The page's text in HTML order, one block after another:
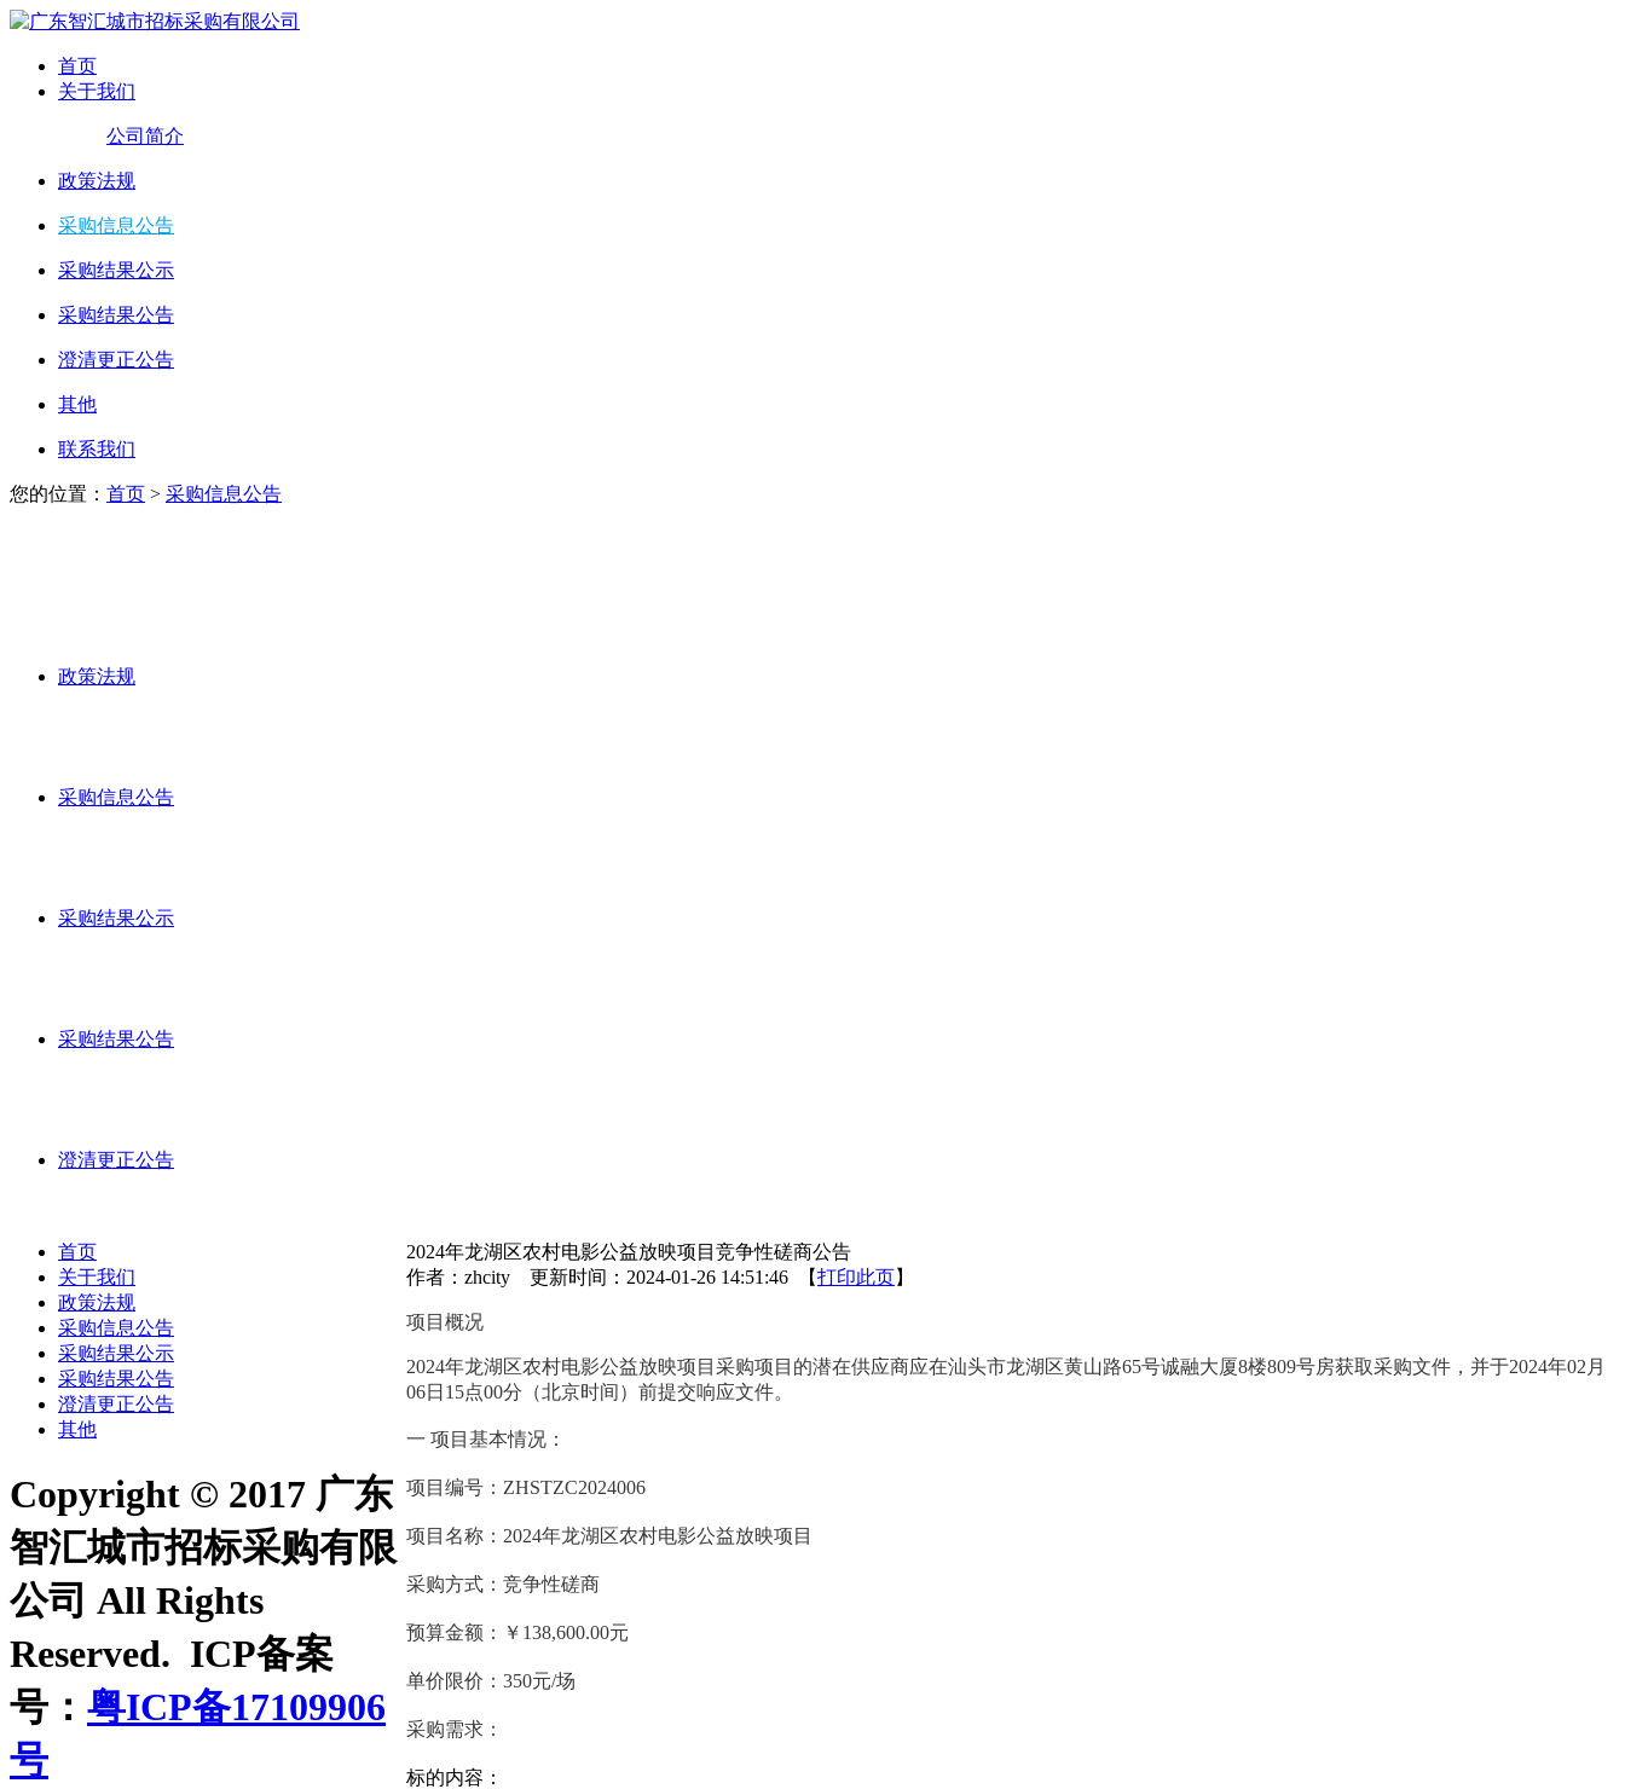
首页
关于我们
公司简介
政策法规
采购信息公告
采购结果公示
采购结果公告
澄清更正公告
其他
联系我们
您的位置： 首页 > 采购信息公告
政策法规
采购信息公告
采购结果公示
采购结果公告
澄清更正公告
2024年龙湖区农村电影公益放映项目竞争性磋商公告
作者：zhcity 更新时间：2024-01-26 14:51:46 【打印此页】
项目概况
2024年龙湖区农村电影公益放映项目采购项目的潜在供应商应在汕头市龙湖区黄山路65号诚融大厦8楼809号房获取采购文件，并于2024年02月
06日15点00分（北京时间）前提交响应文件。
一 项目基本情况：
项目编号： ZHSTZC2024006
项目名称： 2024年龙湖区农村电影公益放映项目
采购方式：竞争性磋商
预算金额：￥ 138,600.00元
单价限价： 350元/场
采购需求：
标的内容：
首页
关于我们
政策法规
采购信息公告
采购结果公示
采购结果公告
澄清更正公告
其他
Copyright © 2017 广东
智汇城市招标采购有限
公司 All Rights
Reserved. ICP备案
号： 粤ICP备17109906
号